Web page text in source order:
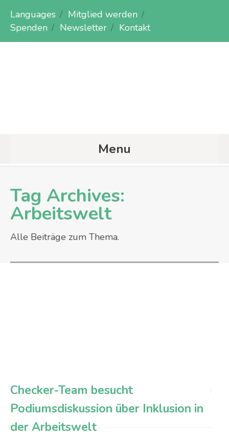
Languages
Mitglied werden
Spenden
Newsletter Kontakt
Menu
Tag Archives:
Arbeitswelt
Alle Beiträge zum Thema.
Checker-Team besucht
Podiumsdiskussion über Inklusion in
der Arbeitswelt